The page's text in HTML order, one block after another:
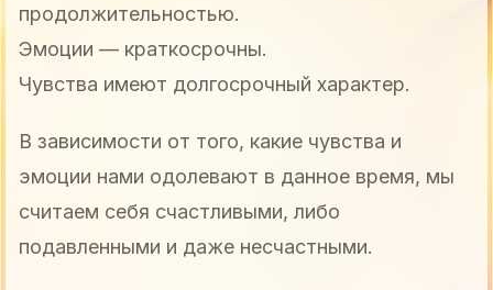
продолжительностью.
Эмоции — краткосрочны.
Чувства имеют долгосрочный характер.
В зависимости от того, какие чувства и
эмоции нами одолевают в данное время, мы
считаем себя счастливыми, либо
подавленными и даже несчастными.